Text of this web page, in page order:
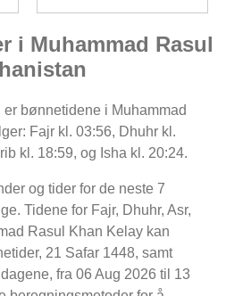
i Muhammad Rasul
er bønnetidene i Muhammad
Fajr kl. 03:56, Dhuhr kl.
kl. 18:59, og Isha kl. 20:24.
og tider for de neste 7
Tidene for Fajr, Dhuhr, Asr,
Rasul Khan Kelay kan
21 Safar 1448, samt
fra 06 Aug 2026 til 13